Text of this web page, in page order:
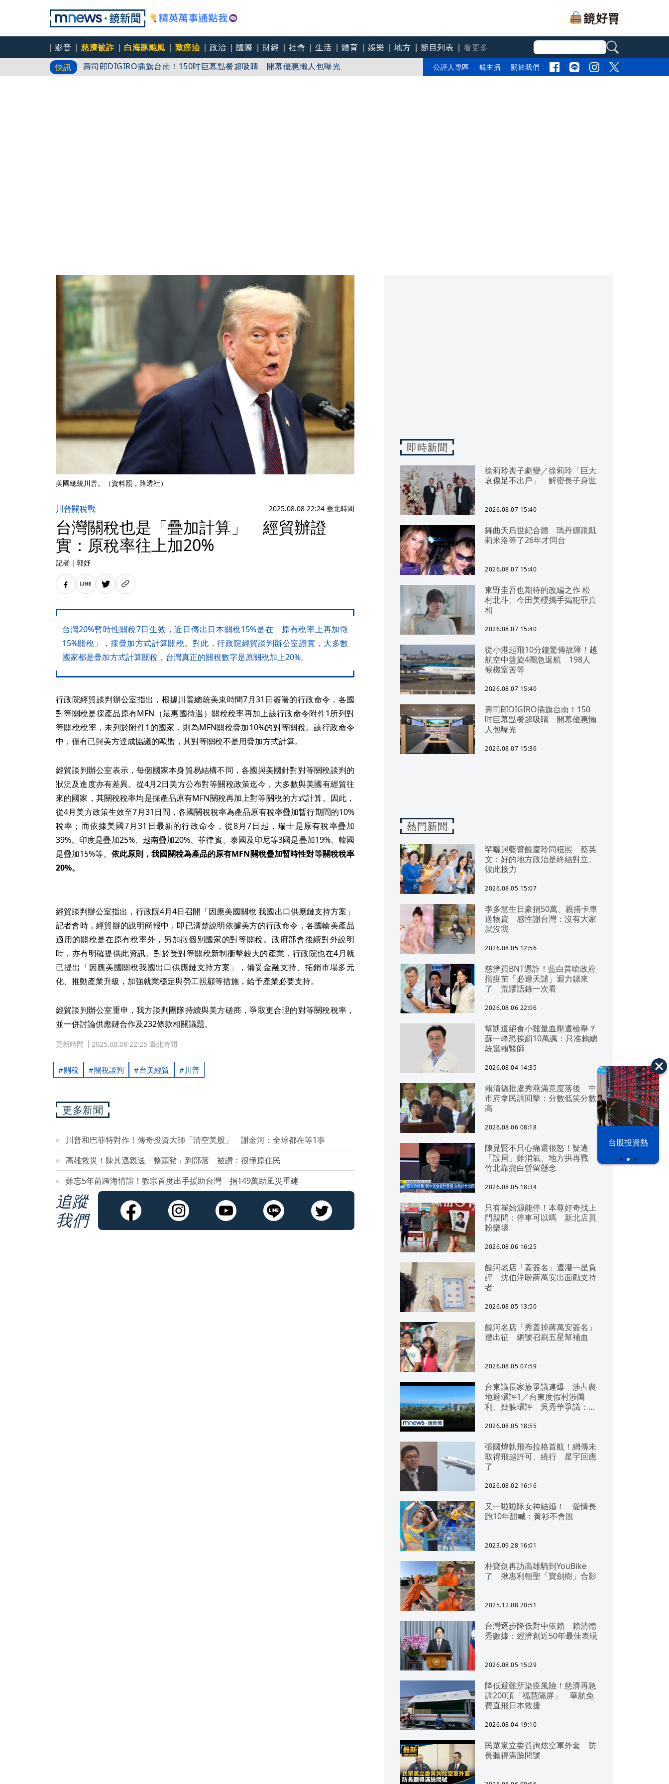
影音 慈濟被詐 白海豚颱風 致癌油 政治 國際 財經 社會 生活 體育 娛樂 地方 節目列表
看更多
快訊
壽司郎DIGIRO插旗台南！150吋巨幕點餐超吸睛 開幕優惠懶人包曝光
中颱白海豚逼近 台電動員逾7千人防颱！視風雨啟動跨區支援機制
公評人專區 鏡主播 關於我們
漢光42演習 台股投資熱
美國總統川普。（資料照，路透社）
川普關稅戰 2025.08.08 22:24 臺北時間
台灣關稅也是「疊加計算」 經貿辦證
實：原稅率往上加20%
記者 ｜ 郭妤
台灣20%暫時性關稅7日生效，近日傳出日本關稅15%是在「原有稅率上再加徵
15%關稅」，採疊加方式計算關稅。對此，行政院經貿談判辦公室證實，大多數
國家都是疊加方式計算關稅，台灣真正的關稅數字是原關稅加上20%。
行政院經貿談判辦公室指出，根據川普總統美東時間7月31日簽署的行政命令，各國
對等關稅是採產品原有MFN（最惠國待遇）關稅稅率再加上該行政命令附件1所列對
等關稅稅率，未列於附件1的國家，則為MFN關稅疊加10%的對等關稅。該行政命令
中，僅有已與美方達成協議的歐盟，其對等關稅不是用疊加方式計算。
經貿談判辦公室表示，每個國家本身貿易結構不同，各國與美國針對對等關稅談判的
狀況及進度亦有差異。從4月2日美方公布對等關稅政策迄今，大多數與美國有經貿往
來的國家，其關稅稅率均是採產品原有MFN關稅再加上對等關稅的方式計算。因此，
從4月美方政策生效至7月31日間，各國關稅稅率為產品原有稅率疊加暫行期間的10%
稅率；而依據美國7月31日最新的行政命令，從8月7日起，瑞士是原有稅率疊加
39%、印度是疊加25%、越南疊加20%、菲律賓、泰國及印尼等3國是疊加19%、韓國
是疊加15%等。 依此原則，我國關稅為產品的原有MFN關稅疊加暫時性對等關稅稅率
20%。
經貿談判辦公室指出，行政院4月4日召開「因應美國關稅 我國出口供應鏈支持方案」
記者會時，經貿辦的說明簡報中，即已清楚說明依據美方的行政命令，各國輸美產品
適用的關稅是在原有稅率外，另加徵個別國家的對等關稅。政府部會後續對外說明
時，亦有明確提供此資訊。對於受對等關稅新制衝擊較大的產業，行政院也在4月就
已提出「因應美國關稅我國出口供應鏈支持方案」，備妥金融支持、拓銷市場多元
化、推動產業升級，加強就業穩定與勞工照顧等措施，給予產業必要支持。
經貿談判辦公室重申，我方談判團隊持續與美方磋商，爭取更合理的對等關稅稅率，
並一併討論供應鏈合作及232條款相關議題。
更新時間 2025.08.08 22:25 臺北時間
關稅 關稅談判 台美經貿 川普
更多新聞
川普和巴菲特對作！傳奇投資大師「清空美股」 謝金河：全球都在等1事
高雄救災！陳其邁親送「整頭豬」到部落 被讚：很懂原住民
難忘5年前跨海情誼！教宗首度出手援助台灣 捐149萬助風災重建
追蹤
我們
即時新聞
徐莉玲喪子劇變／徐莉玲「巨大
哀傷足不出戶」 解密長子身世
2026.08.07 15:40
舞曲天后世紀合體 瑪丹娜跟凱
莉米洛等了26年才同台
2026.08.07 15:40
東野圭吾也期待的改編之作 松
村北斗、今田美櫻攜手揭犯罪真
相
2026.08.07 15:40
從小港起飛10分鐘驚傳故障！越
航空中盤旋4圈急返航 198人
候機室苦等
2026.08.07 15:40
壽司郎DIGIRO插旗台南！150
吋巨幕點餐超吸睛 開幕優惠懶
人包曝光
2026.08.07 15:36
熱門新聞
罕曬與藍營饒慶玲同框照 蔡英
文：好的地方政治是終結對立、
彼此接力
2026.08.05 15:07
李多慧生日豪捐50萬、親搭卡車
送物資 感性謝台灣：沒有大家
就沒我
2026.08.05 12:56
慈濟買BNT遇詐！藍白昔嗆政府
擋疫苗「必遭天譴」迴力鏢來
了 荒謬語錄一次看
2026.08.06 22:06
幫凱道絕食小雞量血壓遭檢舉？
蘇一峰恐挨罰10萬諷：只准賴總
統當賴醫師
2026.08.04 14:35
賴清德批盧秀燕滿意度落後 中
市府拿民調回擊：分數低笑分數
高
2026.08.06 08:18
陳見賢不只心痛還很怒！疑遭
「設局」難消氣、地方拱再戰
竹北靠攏白營留懸念
2026.08.05 18:34
只有崔始源能停！本尊好奇找上
門親問：停車可以嗎 新北店員
粉樂壞
2026.08.06 16:25
饒河老店「蓋簽名」遭灌一星負
評 沈伯洋盼蔣萬安出面勸支持
者
2026.08.05 13:50
饒河名店「秀蓋掉蔣萬安簽名」
遭出征 網號召刷五星幫補血
2026.08.05 07:59
台東議長家族爭議連爆 涉占農
地避環評1／台東度假村涉圖
利、疑躲環評 吳秀華爭議：概
2026.08.05 18:55
張國煒執飛布拉格首航！網傳未
取得飛越許可、繞行 星宇回應
了
2026.08.02 16:16
又一啦啦隊女神結婚！ 愛情長
跑10年甜喊：黃衫不會脫
2023.09.28 16:01
朴寶劍再訪高雄騎到YouBike
了 揪惠利朝聖「寶劍樹」合影
2025.12.08 20:51
台灣逐步降低對中依賴 賴清德
秀數據：經濟創近50年最佳表現
2026.08.05 15:29
降低避難所染疫風險！慈濟再急
調200頂「福慧隔屏」 華航免
費直飛日本救援
2026.08.04 19:10
民眾黨立委質詢炫空軍外套 防
長聽得滿臉問號